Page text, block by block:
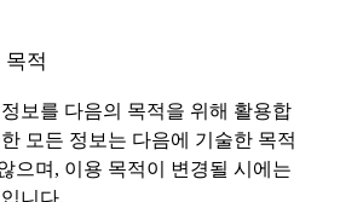
목적
보를 다음의 목적을 위해 활용합
모든 정보는 다음에 기술한 목적
으며, 이용 목적이 변경될 시에는
니다.